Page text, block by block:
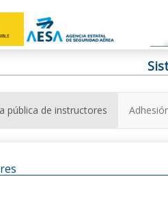
pública de instructores